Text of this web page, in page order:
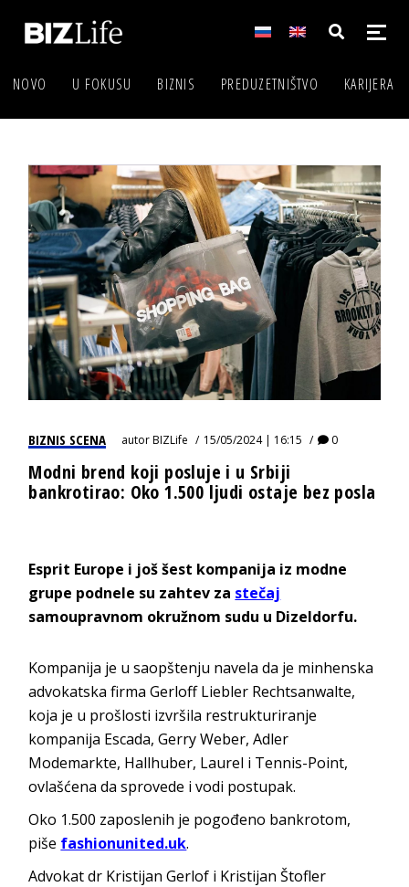
NOVO U FOKUSU BIZNIS PREDUZETNIŠTVO KARIJERA
BIZNIS SCENA autorBIZLife 15/05/2024 | 16:15 0
Modni brend koji posluje i u Srbiji
bankrotirao: Oko 1.500 ljudi ostaje bez posla
Esprit Europe i još šest kompanija iz modne
grupe podnele su zahtev za stečaj
samoupravnom okružnom sudu u Dizeldorfu.
Kompanija je u saopštenju navela da je minhenska
advokatska firma Gerloff Liebler Rechtsanwalte,
koja je u prošlosti izvršila restrukturiranje
kompanija Escada, Gerry Weber, Adler
Modemarkte, Hallhuber, Laurel i Tennis-Point,
ovlašćena da sprovede i vodi postupak.
Oko 1.500 zaposlenih je pogođeno bankrotom,
piše fashionunited.uk.
Advokat dr Kristijan Gerlof i Kristijan Štofler